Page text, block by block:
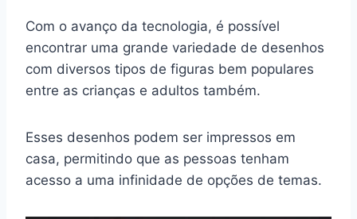
Com o avanço da tecnologia, é possível
encontrar uma grande variedade de desenhos
com diversos tipos de figuras bem populares
entre as crianças e adultos também.
Esses desenhos podem ser impressos em
casa, permitindo que as pessoas tenham
acesso a uma infinidade de opções de temas.